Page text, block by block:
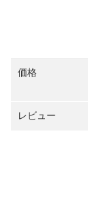
価格
レビュー